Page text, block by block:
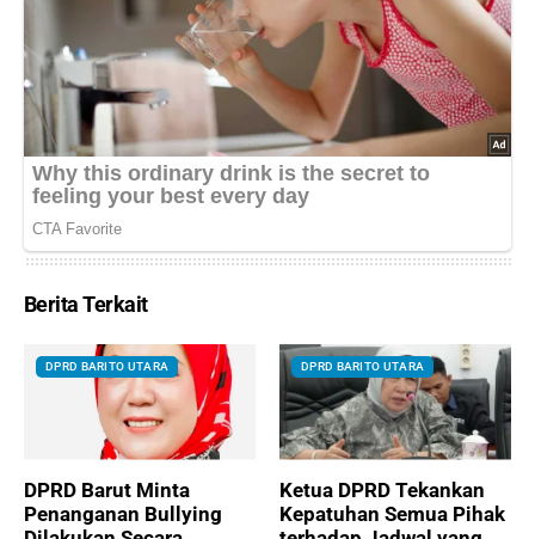
Berita Terkait
DPRD BARITO UTARA
DPRD Barut Minta
Penanganan Bullying
DPRD BARITO UTARA
Ketua DPRD Tekankan
Kepatuhan Semua Pihak